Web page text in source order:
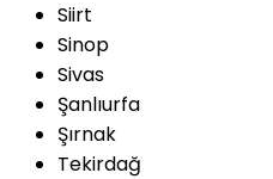
Siirt
Sinop
Sivas
Şanlıurfa
Şırnak
Tekirdağ